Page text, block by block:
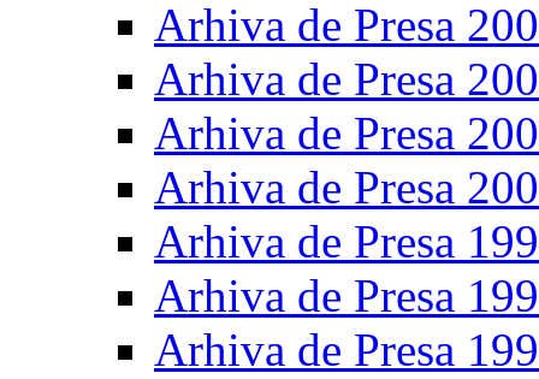
Arhiva de Presa
Arhiva de Presa
Arhiva de Presa
Arhiva de Presa
Arhiva de Presa
Arhiva de Presa
Arhiva de Presa